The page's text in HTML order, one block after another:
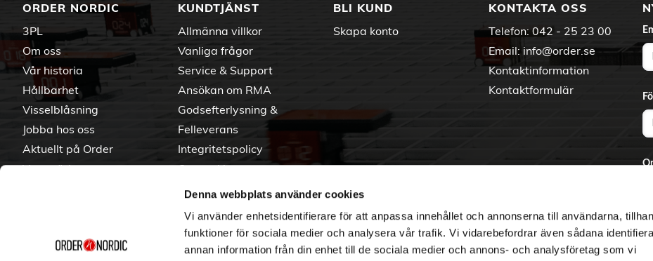
Denna webbplats använder cookies
Vi använder enhetsidentifierare för att anpassa innehållet och annonserna till användarna,
funktioner för sociala medier och analysera vår trafik. Vi vidarebefordrar även sådana
annan information från din enhet till de sociala medier och annons- och analysföretag som vi
ORDER NORDIC
3PL
Om oss
Vår historia
Hållbarhet
Visselblåsning
Jobba hos oss
Aktuellt på Order
Varumärken
KUNDTJÄNST
Allmänna villkor
Vanliga frågor
Service & Support
Ansökan om RMA
Godsefterlysning &
Felleverans
Integritetspolicy
Om cookies
BLI KUND
Skapa konto
KONTAKTA OSS
Telefon: 042 - 25 23 00
Email: info@order.se
Kontaktinformation
Kontaktformulär